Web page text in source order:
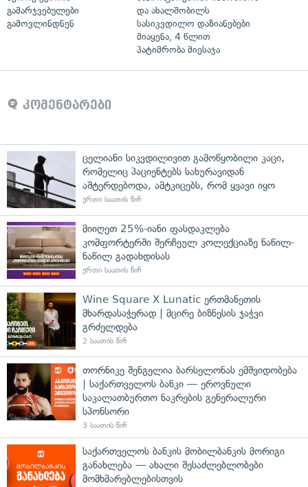
გამარჯვებულები
გამოვლინდნენ
და ახალშობილს
სასიკვდილო დაზიანებები
მიაყენა, 4 წლით
პატიმრობა მიესაჯა
კომენტარები
ცელიანი სიკვდილივით გამოწყობილი კაცი,
რომელიც პაციენტებს სახურავიდან
აშტერდებოდა, ამტკიცებს, რომ ყვავი იყო
ერთი საათის წინ
მიიღეთ 25%-იანი ფასდაკლება
კომფორტერში შერჩეულ კოლექციაზე ნაწილ-
ნაწილ გადახდისას
ერთი საათის წინ
Wine Square X Lunatic ერთმანეთის
მხარდასაჭერად | მცირე ბიზნესის ჯაჭვი
გრძელდება
2 საათის წინ
თორნიკე შენგელია ბარსელონას ემშვიდობება
| საქართველოს ბანკი — ეროვნული
საკალათბურთო ნაკრების გენერალური
სპონსორი
3 საათის წინ
საქართველოს ბანკის მობილბანკის მორიგი
განახლება — ახალი შესაძლებლობები
მომხმარებლებისთვის